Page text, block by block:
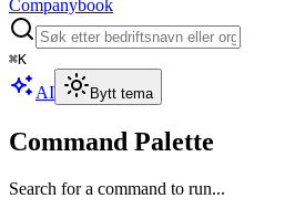
Companybook
⌘K
AI Bytt tema
Command Palette
Search for a command to run...